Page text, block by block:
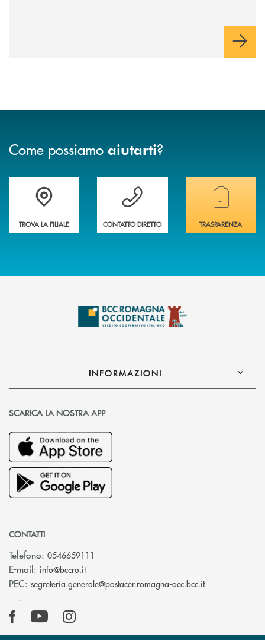
Come possiamo aiutarti?
Accedi all' elenco completo delle filiali della banca.
TROVA LA FILIALE
Hai bisogno di assistenza immediata?
CONTATTO DIRETTO
Hai bisogno di
TRASPARENZA
INFORMAZIONI
SCARICA LA NOSTRA APP
CONTATTI
Telefono: 0546659111
E-mail: info@bccro.it(si apre l’app di posta elettronica)
PEC: segreteria.generale@postacer.romagna-occ.bcc.it(si apre l’app